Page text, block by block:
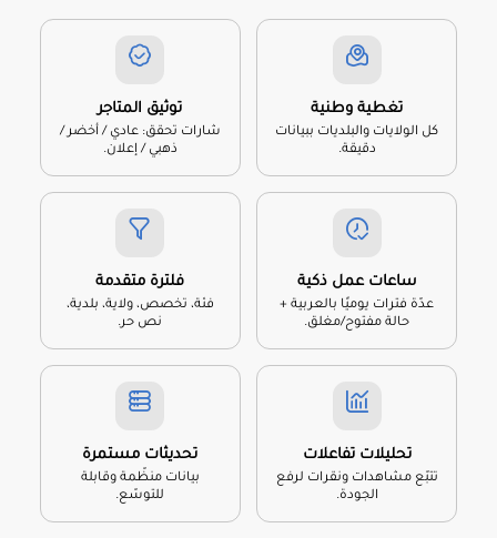
تغطية وطنية
كل الولايات والبلديات ببيانات
دقيقة.
توثيق المتاجر
شارات تحقق: عادي / أخضر /
ذهبي / إعلان.
ساعات عمل ذكية
عدّة فترات يوميًا بالعربية +
حالة مفتوح/مغلق.
فلترة متقدمة
فئة، تخصص، ولاية، بلدية،
نص حر.
تحليلات تفاعلات
تتبّع مشاهدات ونقرات لرفع
الجودة.
تحديثات مستمرة
بيانات منظّمة وقابلة
للتوسّع.